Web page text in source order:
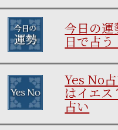
今日の運
日で占
Yes No
はイエス
占い